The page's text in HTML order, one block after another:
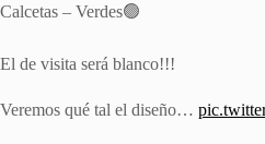
Calcetas – Verdes🟢
El de visita será blanco!!!
Veremos qué tal el diseño…